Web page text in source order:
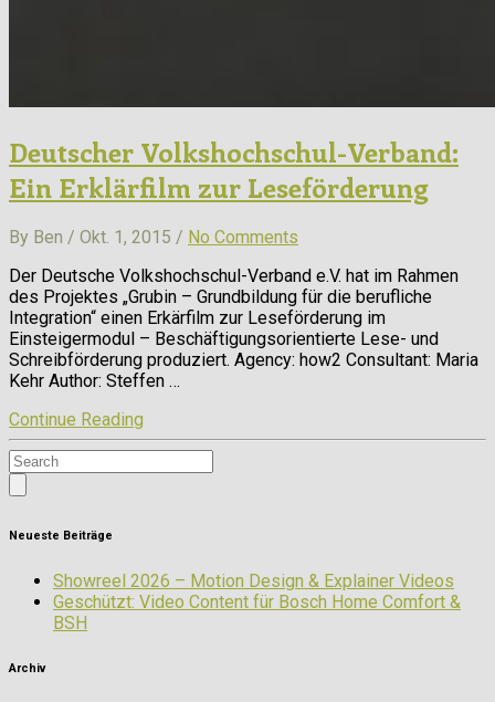
Deutscher Volkshochschul-Verband:
Ein Erklärfilm zur Leseförderung
By Ben / Okt. 1, 2015 / No Comments
Der Deutsche Volkshochschul-Verband e.V. hat im Rahmen
des Projektes „Grubin – Grundbildung für die berufliche
Integration“ einen Erkärfilm zur Leseförderung im
Einsteigermodul – Beschäftigungsorientierte Lese- und
Schreibförderung produziert. Agency: how2 Consultant: Maria
Kehr Author: Steffen …
Continue Reading
Neueste Beiträge
Showreel 2026 – Motion Design & Explainer Videos
Geschützt: Video Content für Bosch Home Comfort &
BSH
Archiv